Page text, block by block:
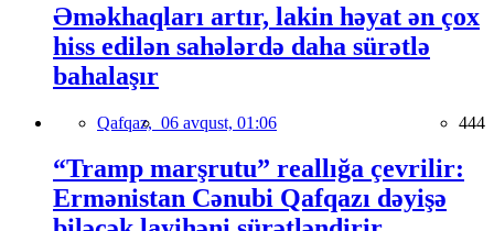
Əməkhaqları artır, lakin həyat ən çox
hiss edilən sahələrdə daha sürətlə
bahalaşır
Qafqaz, 06 avqust, 01:06 444
“Tramp marşrutu” reallığa çevrilir:
Ermənistan Cənubi Qafqazı dəyişə